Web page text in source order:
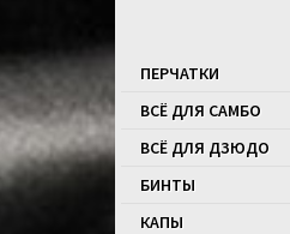
ПЕРЧАТКИ
ВСЁ ДЛЯ САМБО
ВСЁ ДЛЯ ДЗЮДО
БИНТЫ
КАПЫ